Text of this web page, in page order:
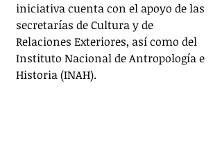
iniciativa cuenta con el apoyo de las
secretarías de Cultura y de
Relaciones Exteriores, así como del
Instituto Nacional de Antropología e
Historia (INAH).